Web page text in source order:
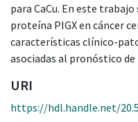
para CaCu. En este
proteína PIGX en cáncer
características clínico-
asociadas al pronóstico de
URI
https://hdl.handle.net/